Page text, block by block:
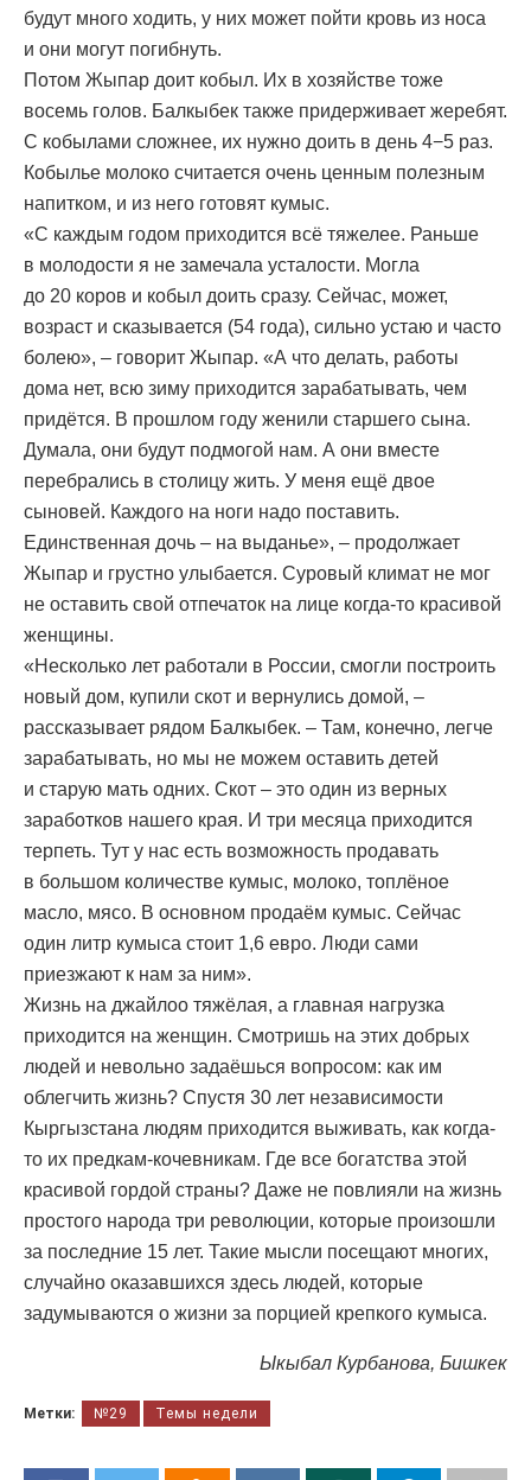
будут много ходить, у них может пойти кровь из носа
и они могут погибнуть.
Потом Жыпар доит кобыл. Их в хозяйстве тоже
восемь голов. Балкыбек также придерживает жеребят.
С кобылами сложнее, их нужно доить в день 4−5 раз.
Кобылье молоко считается очень ценным полезным
напитком, и из него готовят кумыс.
«С каждым годом приходится всё тяжелее. Раньше
в молодости я не замечала усталости. Могла
до 20 коров и кобыл доить сразу. Сейчас, может,
возраст и сказывается (54 года), сильно устаю и часто
болею», – говорит Жыпар. «А что делать, работы
дома нет, всю зиму приходится зарабатывать, чем
придётся. В прошлом году женили старшего сына.
Думала, они будут подмогой нам. А они вместе
перебрались в столицу жить. У меня ещё двое
сыновей. Каждого на ноги надо поставить.
Единственная дочь – на выданье», – продолжает
Жыпар и грустно улыбается. Суровый климат не мог
не оставить свой отпечаток на лице когда-то красивой
женщины.
«Несколько лет работали в России, смогли построить
новый дом, купили скот и вернулись домой, –
рассказывает рядом Балкыбек. – Там, конечно, легче
зарабатывать, но мы не можем оставить детей
и старую мать одних. Скот – это один из верных
заработков нашего края. И три месяца приходится
терпеть. Тут у нас есть возможность продавать
в большом количестве кумыс, молоко, топлёное
масло, мясо. В основном продаём кумыс. Сейчас
один литр кумыса стоит 1,6 евро. Люди сами
приезжают к нам за ним».
Жизнь на джайлоо тяжёлая, а главная нагрузка
приходится на женщин. Смотришь на этих добрых
людей и невольно задаёшься вопросом: как им
облегчить жизнь? Спустя 30 лет независимости
Кыргызстана людям приходится выживать, как когда-
то их предкам-кочевникам. Где все богатства этой
красивой гордой страны? Даже не повлияли на жизнь
простого народа три революции, которые произошли
за последние 15 лет. Такие мысли посещают многих,
случайно оказавшихся здесь людей, которые
задумываются о жизни за порцией крепкого кумыса.
Ыкыбал Курбанова, Бишкек
Метки: №29 Темы недели